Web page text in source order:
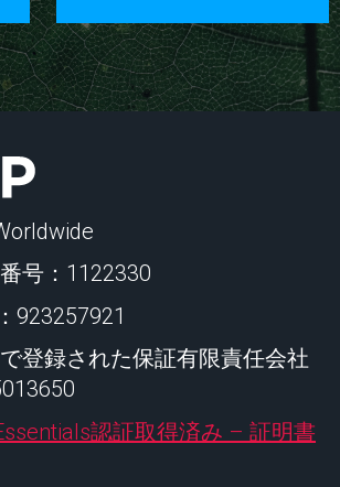
号：1122330
923257921
登録された保証有限責任会社
認証取得済み – 証明書